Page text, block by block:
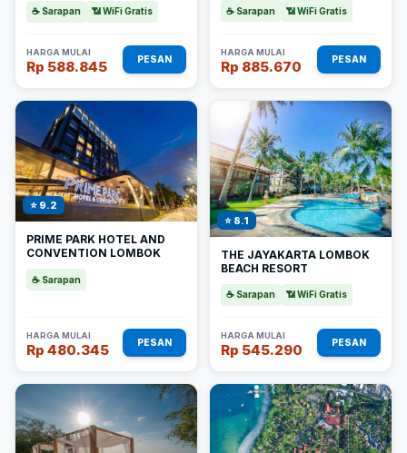
☕ Sarapan 📶 WiFi Gratis
HARGA MULAI
Rp 588.845 PESAN
☕ Sarapan 📶 WiFi Gratis
HARGA MULAI
Rp 885.670 PESAN
⭐ 9.2
PRIME PARK HOTEL AND
CONVENTION LOMBOK
☕ Sarapan
HARGA MULAI
Rp 480.345 PESAN
⭐ 8.1
THE JAYAKARTA LOMBOK
BEACH RESORT
☕ Sarapan 📶 WiFi Gratis
HARGA MULAI
Rp 545.290 PESAN